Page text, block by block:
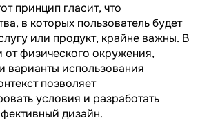
принцип гласит, что
в которых пользователь будет
или продукт, крайне важны. В
от физического окружения,
варианты использования
позволяет
условия и разработать
дизайн.